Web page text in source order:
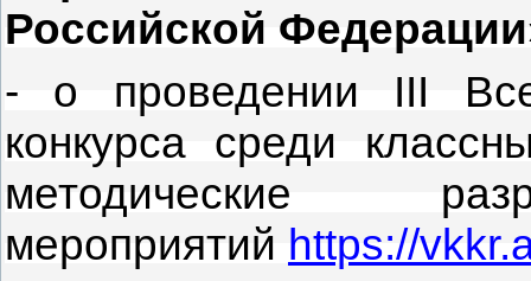
Российской
- о проведении III
конкурса среди
методические
мероприятий https://